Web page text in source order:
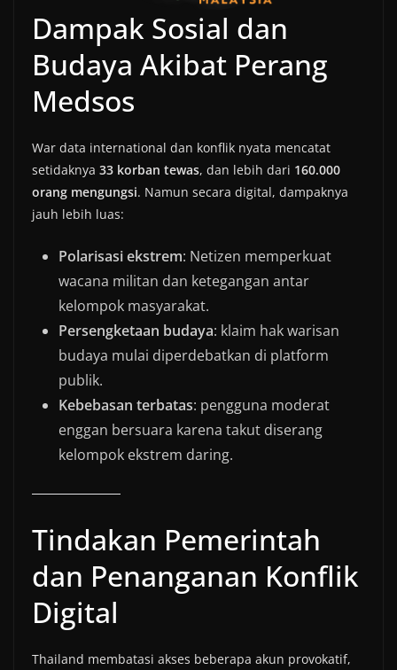
Dampak Sosial dan
Budaya Akibat Perang
Medsos
War data international dan konflik nyata mencatat
setidaknya 33 korban tewas, dan lebih dari 160.000
orang mengungsi. Namun secara digital, dampaknya
jauh lebih luas:
Polarisasi ekstrem: Netizen memperkuat
wacana militan dan ketegangan antar
kelompok masyarakat.
Persengketaan budaya: klaim hak warisan
budaya mulai diperdebatkan di platform
publik.
Kebebasan terbatas: pengguna moderat
enggan bersuara karena takut diserang
kelompok ekstrem daring.
Tindakan Pemerintah
dan Penanganan Konflik
Digital
Thailand membatasi akses beberapa akun provokatif,